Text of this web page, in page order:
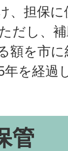
、担保
だし、
額を市
を経過
管